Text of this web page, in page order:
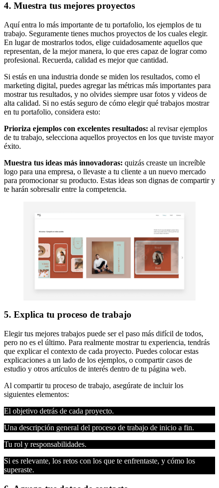
4. Muestra tus mejores proyectos
Aquí entra lo más importante de tu portafolio, los ejemplos de tu
trabajo. Seguramente tienes muchos proyectos de los cuales elegir.
En lugar de mostrarlos todos, elige cuidadosamente aquellos que
representan, de la mejor manera, lo que eres capaz de lograr como
profesional. Recuerda, calidad es mejor que cantidad.
Si estás en una industria donde se miden los resultados, como el
marketing digital, puedes agregar las métricas más importantes para
mostrar tus resultados, y no olvides siempre usar fotos y videos de
alta calidad. Si no estás seguro de cómo elegir qué trabajos mostrar
en tu portafolio, considera esto:
Prioriza ejemplos con excelentes resultados: al revisar ejemplos
de tu trabajo, selecciona aquellos proyectos en los que tuviste mayor
éxito.
Muestra tus ideas más innovadoras: quizás creaste un increíble
logo para una empresa, o llevaste a tu cliente a un nuevo mercado
para promocionar su producto. Estas ideas son dignas de compartir y
te harán sobresalir entre la competencia.
5. Explica tu proceso de trabajo
Elegir tus mejores trabajos puede ser el paso más difícil de todos,
pero no es el último. Para realmente mostrar tu experiencia, tendrás
que explicar el contexto de cada proyecto. Puedes colocar estas
explicaciones a un lado de los ejemplos, o compartir casos de
estudio y otros artículos de interés dentro de tu página web.
Al compartir tu proceso de trabajo, asegúrate de incluir los
siguientes elementos:
El objetivo detrás de cada proyecto.
Una descripción general del proceso de trabajo de inicio a fin.
Tu rol y responsabilidades.
Si es relevante, los retos con los que te enfrentaste, y cómo los
superaste.